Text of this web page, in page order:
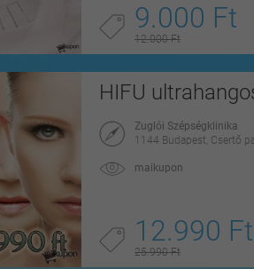
9.000 Ft
12.000 Ft
HIFU
Zuglói Szépségklinika
1144 Budapest, Csertő
maikupon
12.990 Ft
25.990 Ft